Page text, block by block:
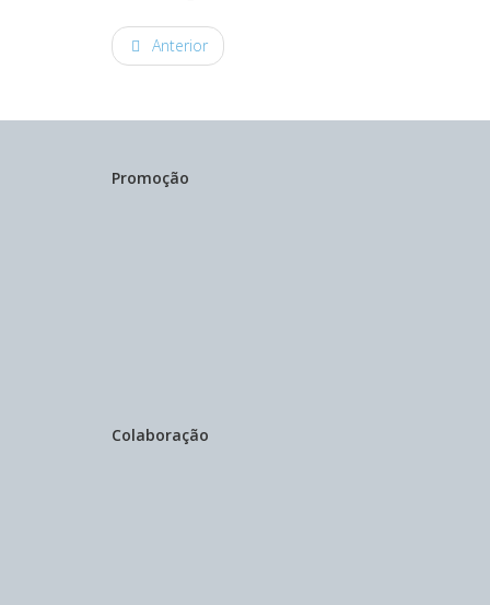
Anterior
Promoção
Colaboração